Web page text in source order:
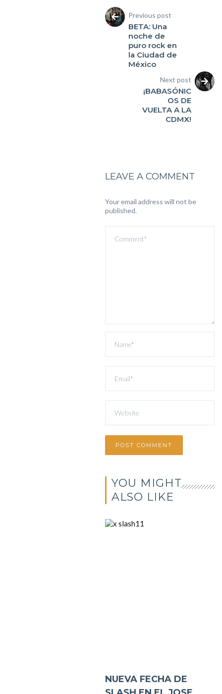
Previous post
BETA: Una
noche de
puro rock en
la Ciudad de
México
Next post
¡BABASÓNIC
OS DE
VUELTA A LA
CDMX!
LEAVE A COMMENT
Your email address will not be
published.
YOU MIGHT
ALSO LIKE
NUEVA FECHA DE